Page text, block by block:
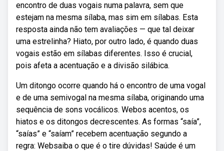
encontro de duas vogais numa palavra, sem que
estejam na mesma sílaba, mas sim em sílabas. Esta
resposta ainda não tem avaliações — que tal deixar
uma estrelinha? Hiato, por outro lado, é quando duas
vogais estão em sílabas diferentes. Isso é crucial,
pois afeta a acentuação e a divisão silábica.
Um ditongo ocorre quando há o encontro de uma vogal
e de uma semivogal na mesma sílaba, originando uma
sequência de sons vocálicos. Webos acentos, os
hiatos e os ditongos decrescentes. As formas “saía”,
“saías” e “saíam” recebem acentuação segundo a
regra: Websaiba o que é o tire dúvidas! Saúde é um